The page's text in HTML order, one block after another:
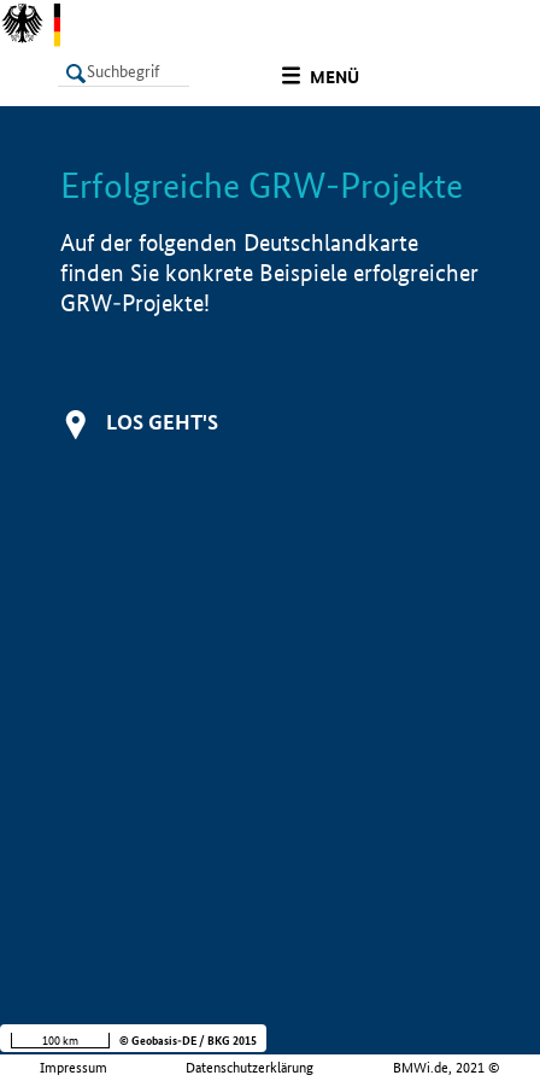
MENÜ
LISTE Info
Erfolgreiche GRW-Projekte
Auf der folgenden Deutschlandkarte
finden Sie konkrete Beispiele erfolgreicher
GRW-Projekte!
LOS GEHT'S
Impressum Datenschutzerklärung BMWi.de, 2021 ©
100 km © Geobasis-DE / BKG 2015